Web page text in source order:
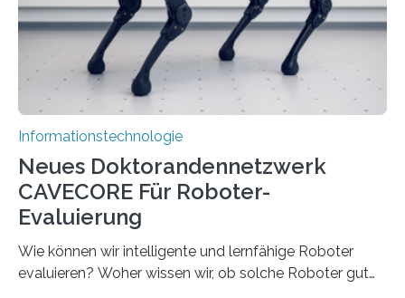
immer größer werden und riesige Datenmengen
verarbeiten müssen, steigt der Bedarf an neuen
Rechenarchitekturen. Neben Quantencomputern
rücken dabei insbesondere…
Informationstechnologie
Neues Doktorandennetzwerk
CAVECORE Für Roboter-
Evaluierung
Wie können wir intelligente und lernfähige Roboter
evaluieren? Woher wissen wir, ob solche Roboter gut